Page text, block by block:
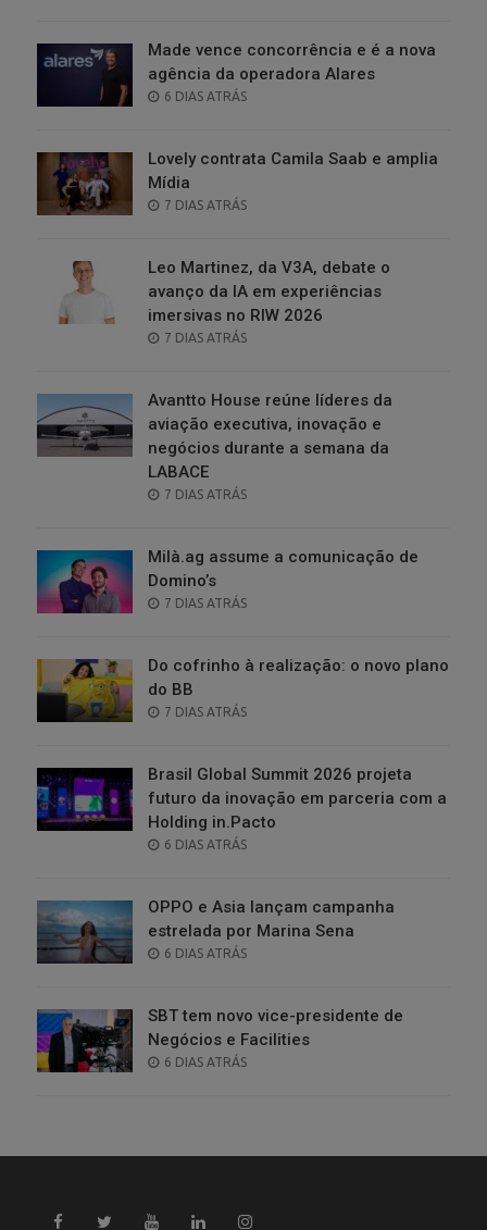
Made vence concorrência e é a nova
agência da operadora Alares
POSTED
6 DIAS ATRÁS
Lovely contrata Camila Saab e amplia
Mídia
POSTED
7 DIAS ATRÁS
Leo Martinez, da V3A, debate o
avanço da IA em experiências
imersivas no RIW 2026
POSTED
7 DIAS ATRÁS
Avantto House reúne líderes da
aviação executiva, inovação e
negócios durante a semana da
LABACE
POSTED
7 DIAS ATRÁS
Milà.ag assume a comunicação de
Domino’s
POSTED
7 DIAS ATRÁS
Do cofrinho à realização: o novo plano
do BB
POSTED
7 DIAS ATRÁS
Brasil Global Summit 2026 projeta
futuro da inovação em parceria com a
Holding in.Pacto
POSTED
6 DIAS ATRÁS
OPPO e Asia lançam campanha
estrelada por Marina Sena
POSTED
6 DIAS ATRÁS
SBT tem novo vice-presidente de
Negócios e Facilities
POSTED
6 DIAS ATRÁS